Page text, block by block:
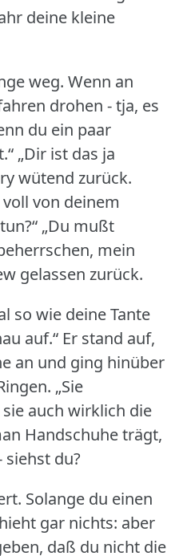
deine kleine
weg. Wenn an
drohen - tja, es
du ein paar
„Dir ist das ja
wütend zurück.
von deinem
„Du mußt
mein
gelassen zurück.
so wie deine Tante
auf.“ Er stand auf,
an und ging hinüber
„Sie
auch wirklich die
Handschuhe trägt,
siehst du?
Solange du einen
gar nichts: aber
daß du nicht die